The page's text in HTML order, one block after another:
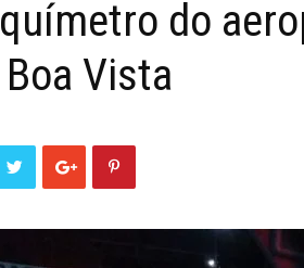
do
Vista